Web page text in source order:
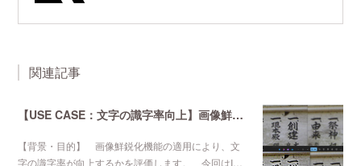
関連記事
【USE CASE：文字の識字率向上】画像鮮鋭化機能の適用
【背景・目的】 画像鮮鋭化機能の適用により、文
字の識字率が向上するかを評価します。 今回はI…